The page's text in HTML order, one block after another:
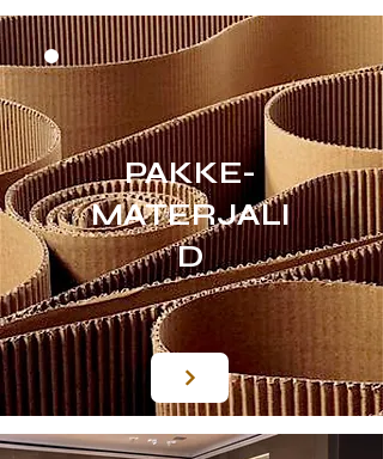
PAKKE-
MATERJALI
D